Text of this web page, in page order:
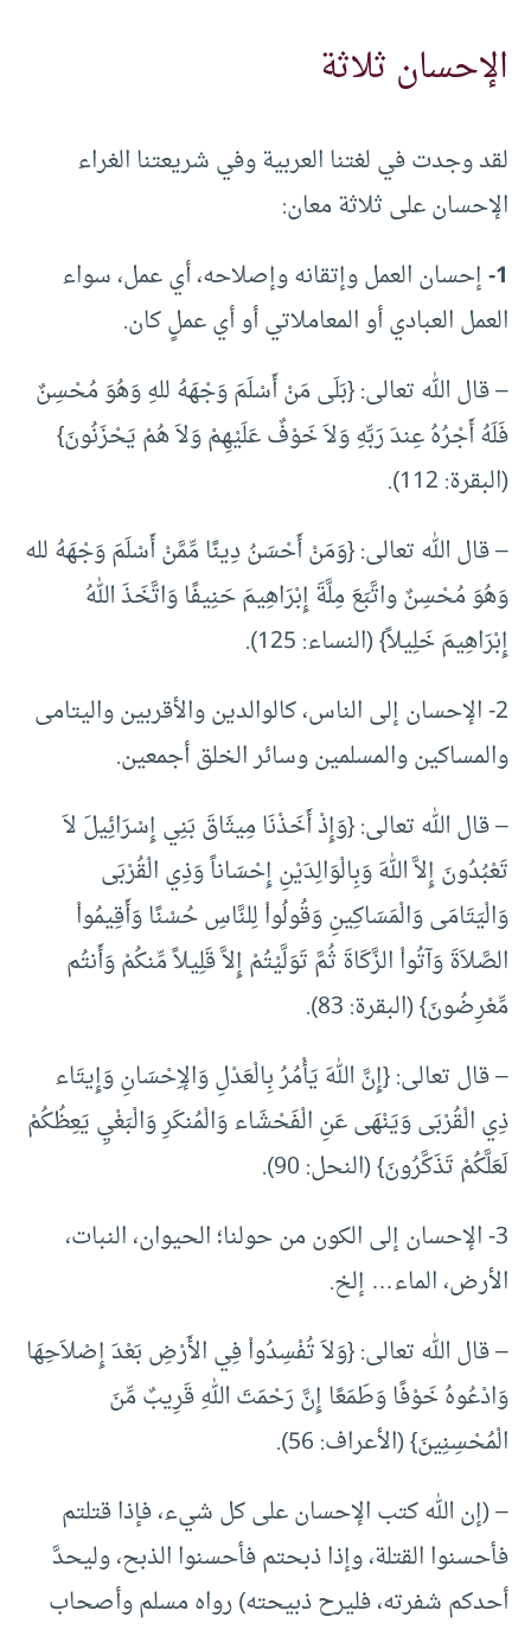
الإحسان ثلاثة
لقد وجدت في لغتنا العربية وفي شريعتنا الغراء
الإحسان على ثلاثة معان:
1- إحسان العمل وإتقانه وإصلاحه، أي عمل، سواء
العمل العبادي أو المعاملاتي أو أي عملٍ كان.
– قال الله تعالى: {بَلَى مَنْ أَسْلَمَ وَجْهَهُ للهِ وَهُوَ مُحْسِنٌ
فَلَهُ أَجْرُهُ عِندَ رَبِّهِ وَلاَ خَوْفٌ عَلَيْهِمْ وَلاَ هُمْ يَحْزَنُونَ}
(البقرة: 112).
– قال الله تعالى: {وَمَنْ أَحْسَنُ دِينًا مِّمَّنْ أَسْلَمَ وَجْهَهُ لله
وَهُوَ مُحْسِنٌ واتَّبَعَ مِلَّةَ إِبْرَاهِيمَ حَنِيفًا وَاتَّخَذَ اللهُ
إِبْرَاهِيمَ خَلِيلاً} (النساء: 125).
2- الإحسان إلى الناس، كالوالدين والأقربين واليتامى
والمساكين والمسلمين وسائر الخلق أجمعين.
– قال الله تعالى: {وَإِذْ أَخَذْنَا مِيثَاقَ بَنِي إِسْرَائِيلَ لاَ
تَعْبُدُونَ إِلاَّ اللهَ وَبِالْوَالِدَيْنِ إِحْسَاناً وَذِي الْقُرْبَى
وَالْيَتَامَى وَالْمَسَاكِينِ وَقُولُواْ لِلنَّاسِ حُسْنًا وَأَقِيمُواْ
الصَّلاَةَ وَآتُواْ الزَّكَاةَ ثُمَّ تَوَلَّيْتُمْ إِلاَّ قَلِيلاً مِّنكُمْ وَأَنتُم
مِّعْرِضُونَ} (البقرة: 83).
– قال تعالى: {إِنَّ اللهَ يَأْمُرُ بِالْعَدْلِ وَالإِحْسَانِ وَإِيتَاء
ذِي الْقُرْبَى وَيَنْهَى عَنِ الْفَحْشَاء وَالْمُنكَرِ وَالْبَغْيِ يَعِظُكُمْ
لَعَلَّكُمْ تَذَكَّرُونَ} (النحل: 90).
3- الإحسان إلى الكون من حولنا؛ الحيوان، النبات،
الأرض، الماء… إلخ.
– قال الله تعالى: {وَلاَ تُفْسِدُواْ فِي الأَرْضِ بَعْدَ إِصْلاَحِهَا
وَادْعُوهُ خَوْفًا وَطَمَعًا إِنَّ رَحْمَتَ اللهِ قَرِيبٌ مِّنَ
الْمُحْسِنِينَ} (الأعراف: 56).
– (إن الله كتب الإحسان على كل شيء، فإذا قتلتم
فأحسنوا القتلة، وإذا ذبحتم فأحسنوا الذبح، وليحدَّ
أحدكم شفرته، فليرح ذبيحته) رواه مسلم وأصحاب